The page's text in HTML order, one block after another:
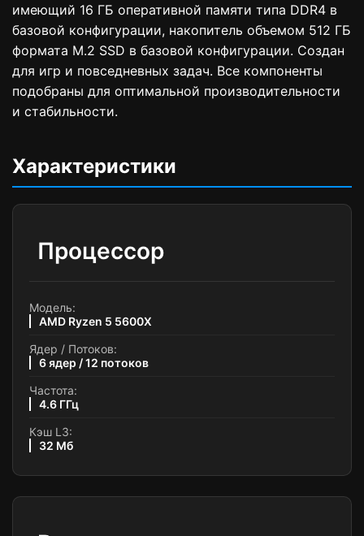
имеющий 16 ГБ оперативной памяти типа DDR4 в
базовой конфигурации, накопитель объемом 512 ГБ
формата M.2 SSD в базовой конфигурации. Создан
для игр и повседневных задач. Все компоненты
подобраны для оптимальной производительности
и стабильности.
Характеристики
Процессор
Модель:
AMD Ryzen 5 5600X
Ядер / Потоков:
6 ядер / 12 потоков
Частота:
4.6 ГГц
Кэш L3:
32 Мб